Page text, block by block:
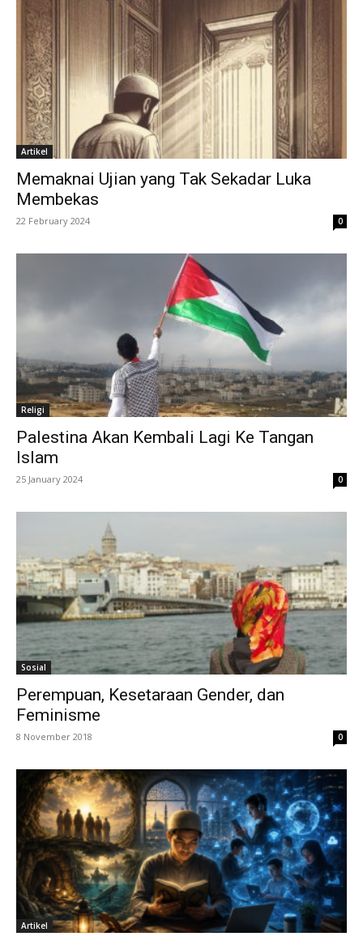
Artikel
Memaknai Ujian yang Tak Sekadar Luka
Membekas
22 February 2024 0
Religi
Palestina Akan Kembali Lagi Ke Tangan
Islam
25 January 2024 0
Sosial
Perempuan, Kesetaraan Gender, dan
Feminisme
8 November 2018 0
Artikel